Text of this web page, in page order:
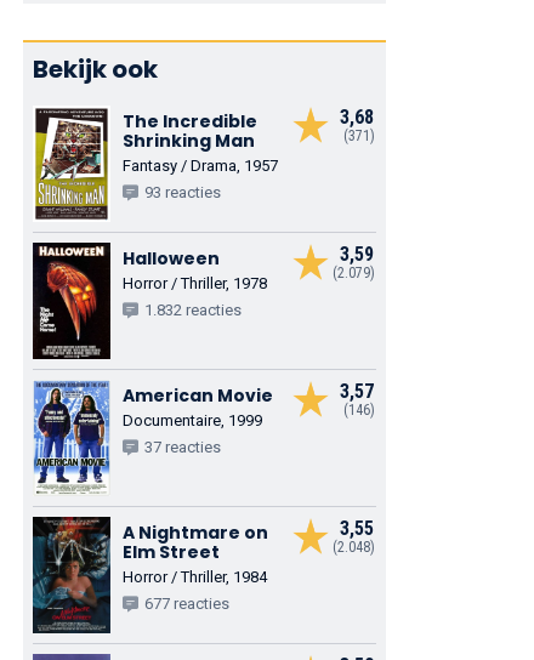
Bekijk ook
3,68
(371)
The Incredible
Shrinking Man
Fantasy / Drama, 1957
93 reacties
3,59
(2.079)
Halloween
Horror / Thriller, 1978
1.832 reacties
3,57
(146)
American Movie
Documentaire, 1999
37 reacties
3,55
(2.048)
A Nightmare on
Elm Street
Horror / Thriller, 1984
677 reacties